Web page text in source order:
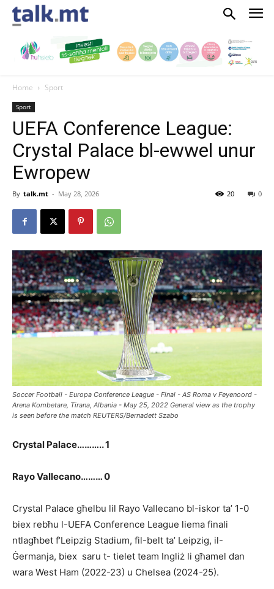
Home Sport
Sport
UEFA Conference League:
Crystal Palace bl-ewwel unur
Ewropew
By talk.mt - May 28, 2026 0
20
Soccer Football - Europa Conference League - Final - AS Roma v Feyenoord -
Arena Kombetare, Tirana, Albania - May 25, 2022 General view as the trophy
is seen before the match REUTERS/Bernadett Szabo
Crystal Palace……….. 1
Rayo Vallecano……… 0
Crystal Palace għelbu lil Rayo Vallecano bl-iskor ta’ 1-0
biex rebħu l-UEFA Conference League liema finali
ntlagħbet f’Leipzig Stadium, fil-belt ta’ Leipzig, il-
Ġermanja, biex saru t- tielet team Ingliż li għamel dan
wara West Ham (2022-23) u Chelsea (2024-25).